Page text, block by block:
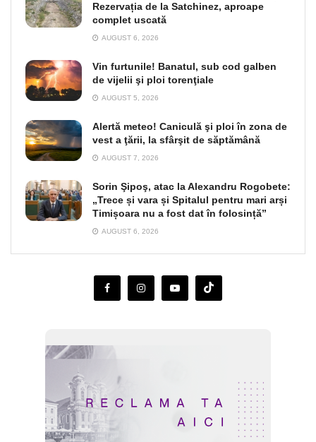
Rezervația de la Satchinez, aproape
complet uscată
AUGUST 6, 2026
Vin furtunile! Banatul, sub cod galben
de vijelii şi ploi torenţiale
AUGUST 5, 2026
Alertă meteo! Caniculă şi ploi în zona de
vest a ţării, la sfârşit de săptămână
AUGUST 7, 2026
Sorin Şipoş, atac la Alexandru Rogobete:
„Trece și vara și Spitalul pentru mari arși
Timișoara nu a fost dat în folosință”
AUGUST 6, 2026